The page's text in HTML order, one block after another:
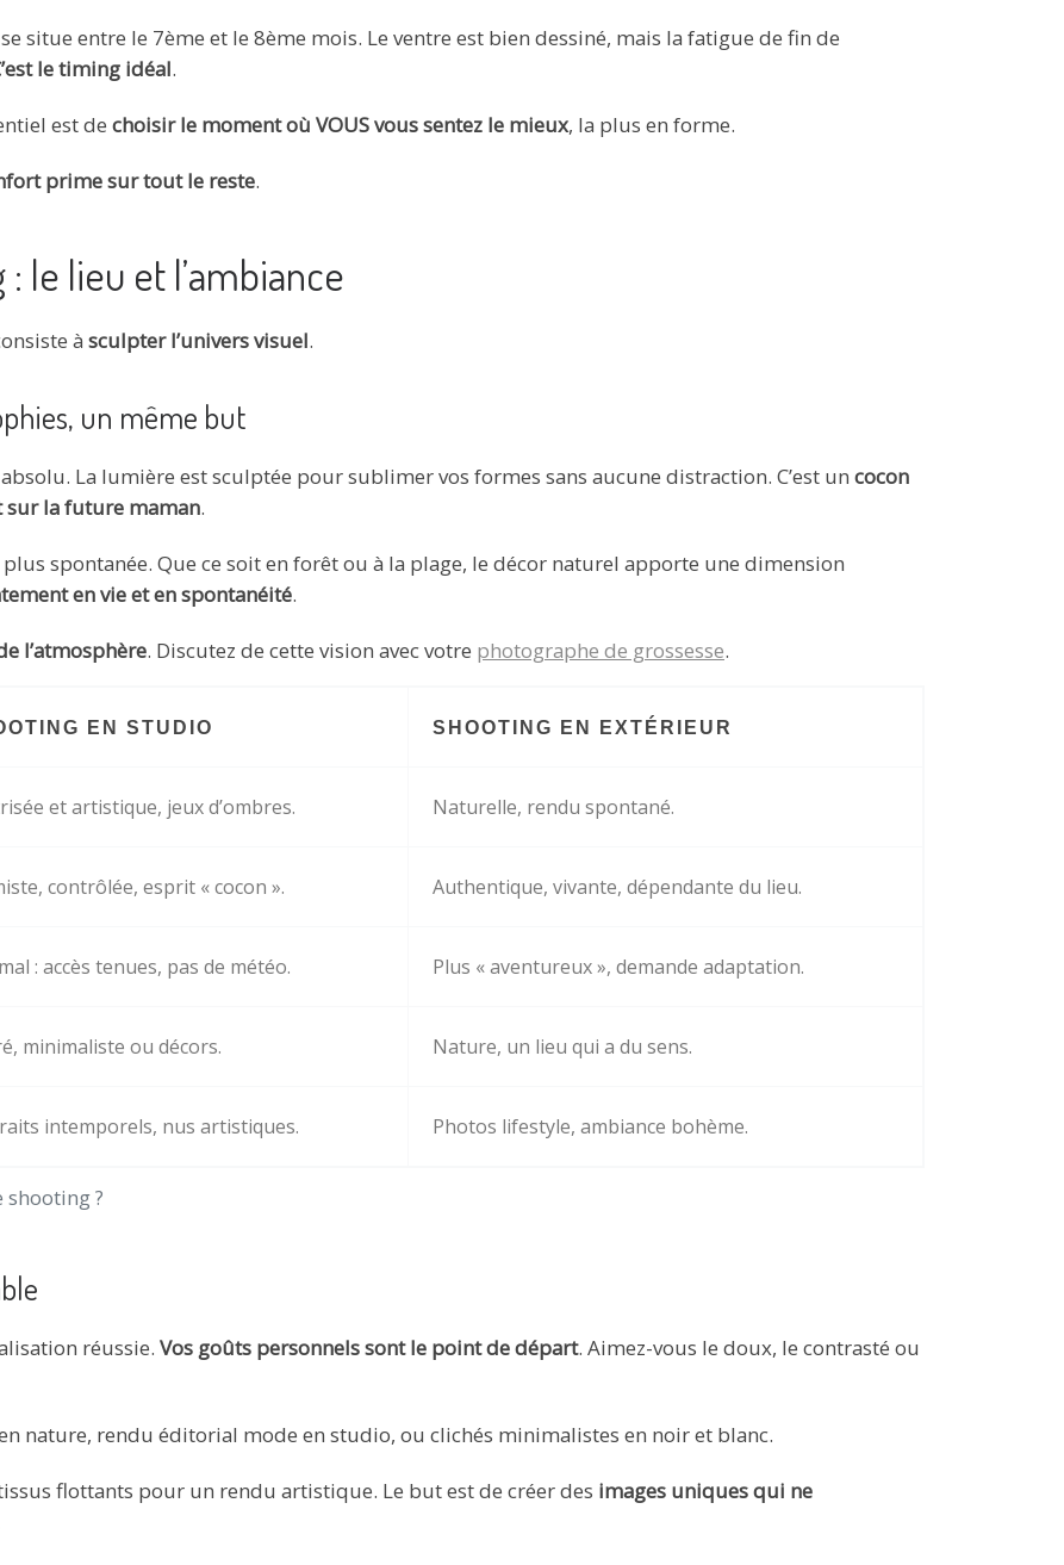
situe entre le 7ème et le 8ème mois. Le ventre est bien dessiné, mais la fatigue de fin de
le timing idéal.
est de choisir le moment où VOUS vous sentez le mieux, la plus en forme.
prime sur tout le reste.
le lieu et l’ambiance
à sculpter l’univers visuel.
un même but
La lumière est sculptée pour sublimer vos formes sans aucune distraction. C’est un cocon
sur la future maman.
spontanée. Que ce soit en forêt ou à la plage, le décor naturel apporte une dimension
en vie et en spontanéité.
l’atmosphère. Discutez de cette vision avec votre photographe de grossesse.
?
EN STUDIO SHOOTING EN EXTÉRIEUR
et artistique, jeux d’ombres. Naturelle, rendu spontané.
contrôlée, esprit « cocon ». Authentique, vivante, dépendante du lieu.
: accès tenues, pas de météo. Plus « aventureux », demande adaptation.
minimaliste ou décors. Nature, un lieu qui a du sens.
intemporels, nus artistiques. Photos lifestyle, ambiance bohème.
réussie. Vos goûts personnels sont le point de départ. Aimez-vous le doux, le contrasté ou
nature, rendu éditorial mode en studio, ou clichés minimalistes en noir et blanc.
flottants pour un rendu artistique. Le but est de créer des images uniques qui ne